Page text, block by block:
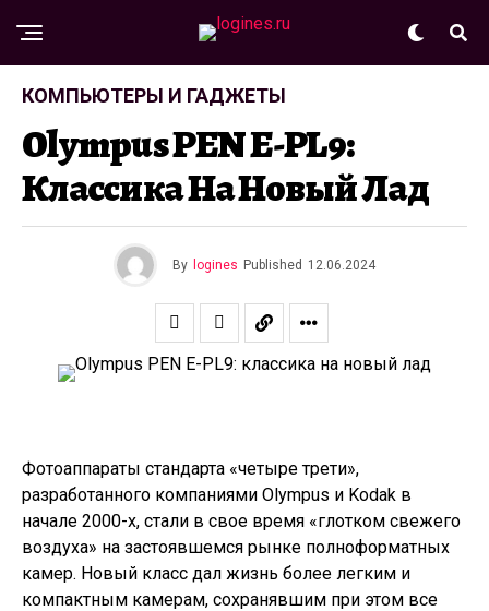
КОМПЬЮТЕРЫ И ГАДЖЕТЫ
Olympus PEN E-PL9:
Классика На Новый Лад
By logines Published 12.06.2024
Фотоаппараты стандарта «четыре трети»,
разработанного компаниями Olympus и Kodak в
начале 2000-х, стали в свое время «глотком свежего
воздуха» на застоявшемся рынке полноформатных
камер. Новый класс дал жизнь более легким и
компактным камерам, сохранявшим при этом все